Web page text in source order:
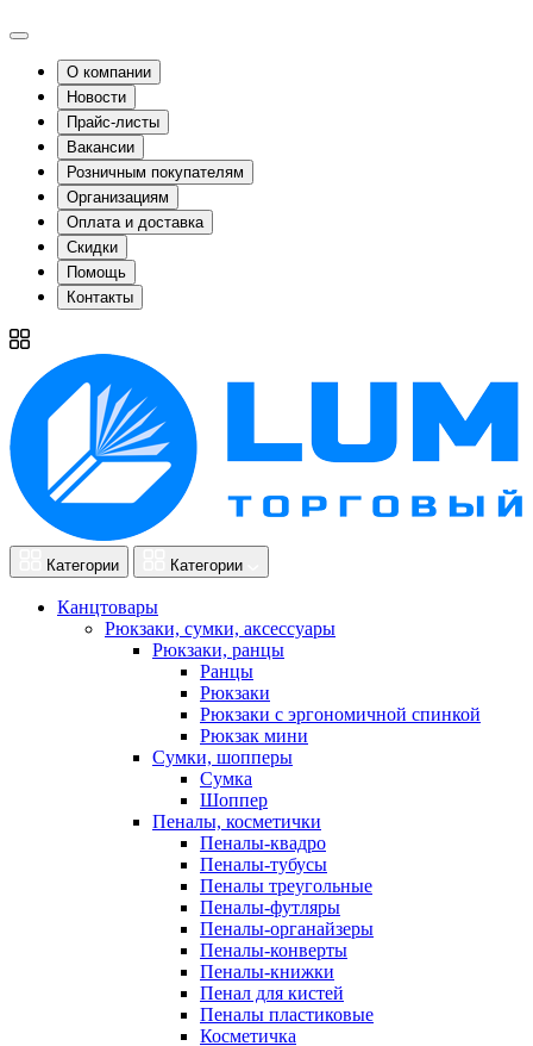
О компании
Новости
Прайс-листы
Вакансии
Розничным покупателям
Организациям
Оплата и доставка
Скидки
Помощь
Контакты
Категории Категории
Канцтовары
Рюкзаки, сумки, аксессуары
Рюкзаки, ранцы
Ранцы
Рюкзаки
Рюкзаки с эргономичной спинкой
Рюкзак мини
Сумки, шопперы
Сумка
Шоппер
Пеналы, косметички
Пеналы-квадро
Пеналы-тубусы
Пеналы треугольные
Пеналы-футляры
Пеналы-органайзеры
Пеналы-конверты
Пеналы-книжки
Пенал для кистей
Пеналы пластиковые
Косметичка